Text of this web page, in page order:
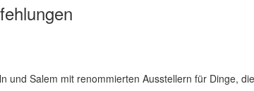
und Salem mit renommierten Ausstellern für Dinge,